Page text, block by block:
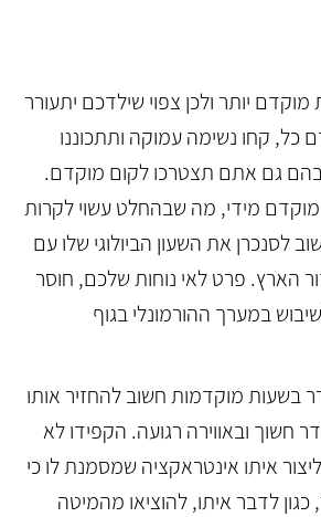
יותר ולכן צפוי שילדכם יתעורר
כל, קחו נשימה עמוקה ותתכוננו
גם אתם תצטרכו לקום מוקדם.
מידי, מה שבהחלט עשוי לקרות
לסנכרן את השעון הביולוגי שלו עם
הארץ. פרט לאי נוחות שלכם, חוסר
במערך ההורמונלי בגוף
בשעות מוקדמות חשוב להחזיר אותו
חשוך ובאווירה רגועה. הקפידו לא
איתו אינטראקציה שמסמנת לו כי
לדבר איתו, להוציאו מהמיטה